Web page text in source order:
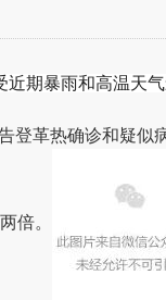
近期暴雨和高温天
革热确诊和疑
倍。